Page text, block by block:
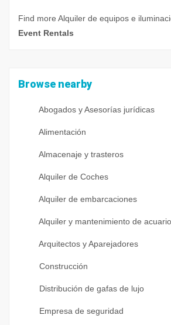
Find more Alquiler de equipos e
Event Rentals
Browse nearby
Abogados y Asesorías jurídicas
Alimentación
Almacenaje y trasteros
Alquiler de Coches
Alquiler de embarcaciones
Alquiler y mantenimiento de
Arquitectos y Aparejadores
Construcción
Distribución de gafas de lujo
Empresa de seguridad